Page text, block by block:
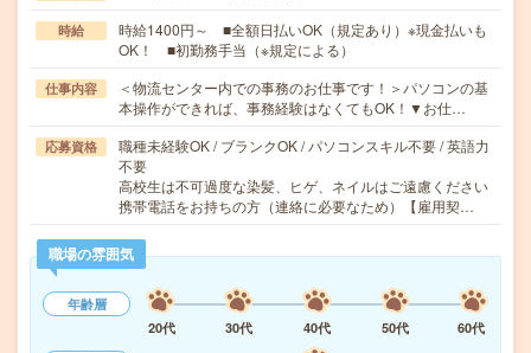
時給
時給1400円～ ■全額日払いOK（規定あり）※現金払いも
OK！ ■初勤務手当（※規定による）
仕事内容
＜物流センター内での事務のお仕事です！＞パソコンの基
本操作ができれば、事務経験はなくてもOK！▼お仕…
応募資格
職種未経験OK / ブランクOK / パソコンスキル不要 / 英語力
不要
高校生は不可過度な染髪、ヒゲ、ネイルはご遠慮ください
携帯電話をお持ちの方（連絡に必要なため）【雇用契…
職場の雰囲気
年齢層
20代
30代 40代 50代
60代